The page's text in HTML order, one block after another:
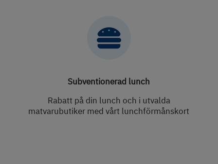

Subventionerad lunch
Rabatt på din lunch och i utvalda
matvarubutiker med vårt lunchförmånskort